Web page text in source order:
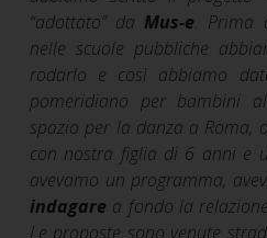
“adottato” da Mus-e. Prima
nelle scuole pubbliche
rodarlo e così abbiamo
pomeridiano per bambini
spazio per la danza a Roma,
con nostra figlia di 6 anni e
avevamo un programma,
indagare a fondo la
Le proposte sono venute